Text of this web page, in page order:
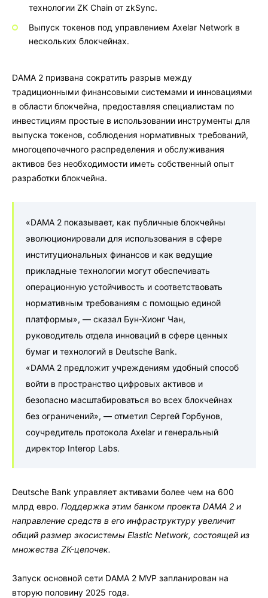
технологии ZK Chain от zkSync.
Выпуск токенов под управлением Axelar Network в
нескольких блокчейнах.
DAMA 2 призвана сократить разрыв между
традиционными финансовыми системами и инновациями
в области блокчейна, предоставляя специалистам по
инвестициям простые в использовании инструменты для
выпуска токенов, соблюдения нормативных требований,
многоцепочечного распределения и обслуживания
активов без необходимости иметь собственный опыт
разработки блокчейна.
«DAMA 2 показывает, как публичные блокчейны
эволюционировали для использования в сфере
институциональных финансов и как ведущие
прикладные технологии могут обеспечивать
операционную устойчивость и соответствовать
нормативным требованиям с помощью единой
платформы», — сказал Бун-Хионг Чан,
руководитель отдела инноваций в сфере ценных
бумаг и технологий в Deutsche Bank.
«DAMA 2 предложит учреждениям удобный способ
войти в пространство цифровых активов и
безопасно масштабироваться во всех блокчейнах
без ограничений», — отметил Сергей Горбунов,
соучредитель протокола Axelar и генеральный
директор Interop Labs.
Deutsche Bank управляет активами более чем на 600
млрд евро. Поддержка этим банком проекта DAMA 2 и
направление средств в его инфраструктуру увеличит
общий размер экосистемы Elastic Network, состоящей из
множества ZK-цепочек.
Запуск основной сети DAMA 2 MVP запланирован на
вторую половину 2025 года.